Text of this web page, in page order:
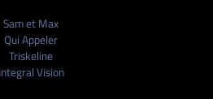
Sam et Max
Qui Appeler
Triskeline
Integral Vision